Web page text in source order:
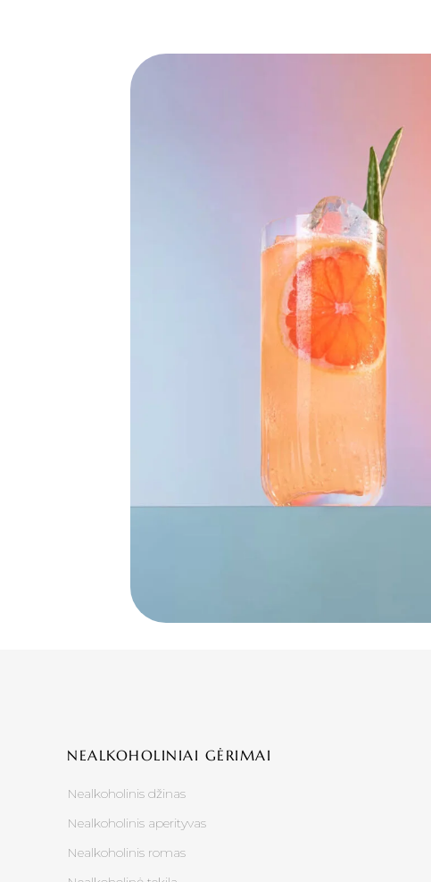
NEALKOHOLINIAI GĖRIMAI
Nealkoholinis džinas
Nealkoholinis aperityvas
Nealkoholinis romas